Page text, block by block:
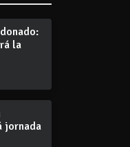
la
jornada